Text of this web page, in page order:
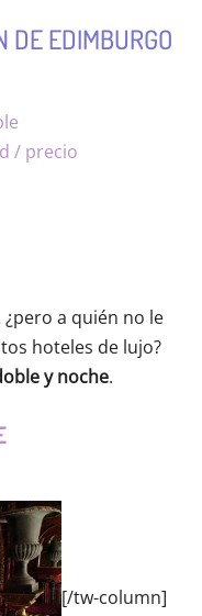
DE EDIMBURGO
/ precio
a quién no le
hoteles de lujo?
y noche.
[/tw-column]